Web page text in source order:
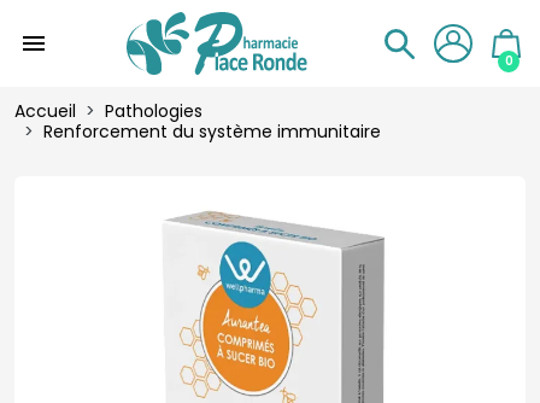
menu
0
Accueil
Pathologies
Renforcement du système immunitaire